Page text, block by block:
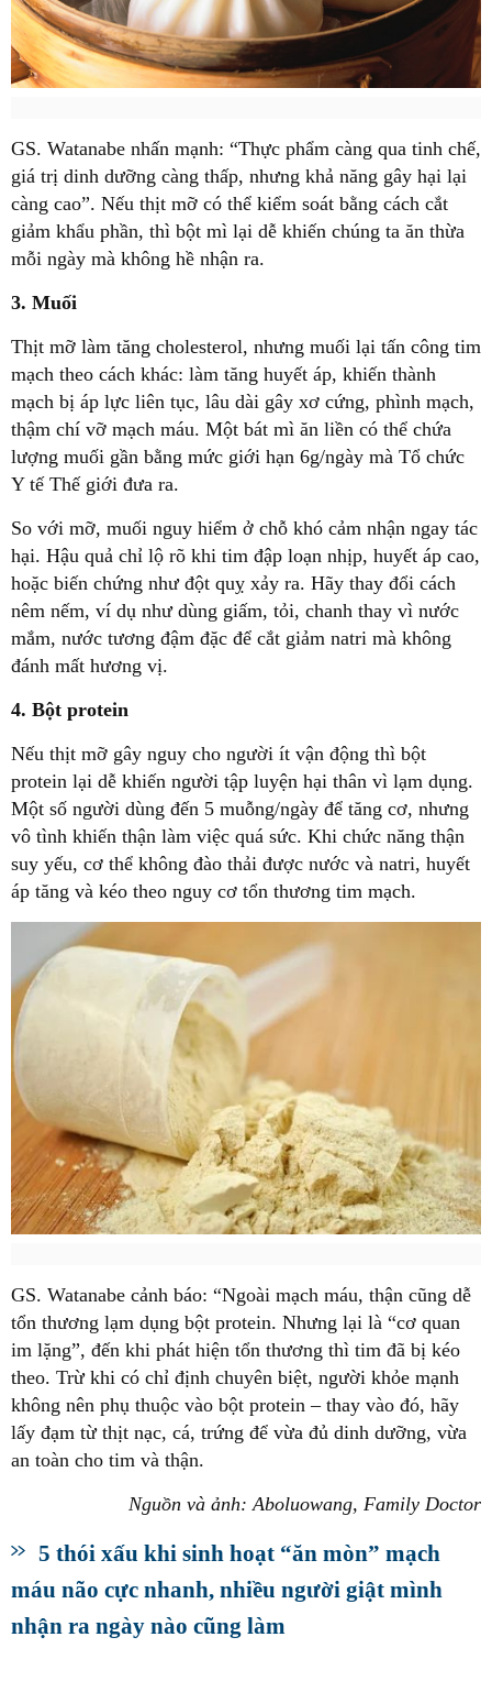
GS. Watanabe nhấn mạnh: “Thực phẩm càng qua tinh chế,
giá trị dinh dưỡng càng thấp, nhưng khả năng gây hại lại
càng cao”. Nếu thịt mỡ có thể kiểm soát bằng cách cắt
giảm khẩu phần, thì bột mì lại dễ khiến chúng ta ăn thừa
mỗi ngày mà không hề nhận ra.
3. Muối
Thịt mỡ làm tăng cholesterol, nhưng muối lại tấn công tim
mạch theo cách khác: làm tăng huyết áp, khiến thành
mạch bị áp lực liên tục, lâu dài gây xơ cứng, phình mạch,
thậm chí vỡ mạch máu. Một bát mì ăn liền có thể chứa
lượng muối gần bằng mức giới hạn 6g/ngày mà Tổ chức
Y tế Thế giới đưa ra.
So với mỡ, muối nguy hiểm ở chỗ khó cảm nhận ngay tác
hại. Hậu quả chỉ lộ rõ khi tim đập loạn nhịp, huyết áp cao,
hoặc biến chứng như đột quỵ xảy ra. Hãy thay đổi cách
nêm nếm, ví dụ như dùng giấm, tỏi, chanh thay vì nước
mắm, nước tương đậm đặc để cắt giảm natri mà không
đánh mất hương vị.
4. Bột protein
Nếu thịt mỡ gây nguy cho người ít vận động thì bột
protein lại dễ khiến người tập luyện hại thân vì lạm dụng.
Một số người dùng đến 5 muỗng/ngày để tăng cơ, nhưng
vô tình khiến thận làm việc quá sức. Khi chức năng thận
suy yếu, cơ thể không đào thải được nước và natri, huyết
áp tăng và kéo theo nguy cơ tổn thương tim mạch.
GS. Watanabe cảnh báo: “Ngoài mạch máu, thận cũng dễ
tổn thương lạm dụng bột protein. Nhưng lại là “cơ quan
im lặng”, đến khi phát hiện tổn thương thì tim đã bị kéo
theo. Trừ khi có chỉ định chuyên biệt, người khỏe mạnh
không nên phụ thuộc vào bột protein – thay vào đó, hãy
lấy đạm từ thịt nạc, cá, trứng để vừa đủ dinh dưỡng, vừa
an toàn cho tim và thận.
Nguồn và ảnh: Aboluowang, Family Doctor
5 thói xấu khi sinh hoạt “ăn mòn” mạch
máu não cực nhanh, nhiều người giật mình
nhận ra ngày nào cũng làm